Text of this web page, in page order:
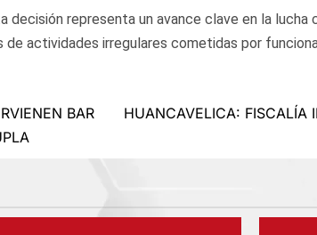
decisión representa un avance clave en la lucha
actividades irregulares cometidas por
BAR
HUANCAVELICA: FISCALÍA